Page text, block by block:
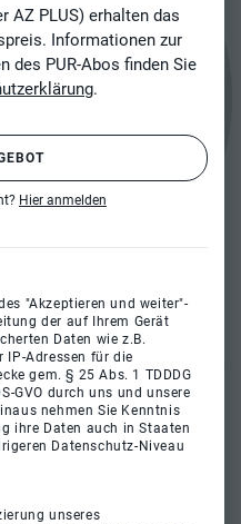
AZ PLUS) erhalten das
Informationen zur
des PUR-Abos finden Sie
.
Hier anmelden
"Akzeptieren und weiter"-
der auf Ihrem Gerät
Daten wie z.B.
Adressen für die
gem. § 25 Abs. 1 TDDDG
GVO durch uns und unsere
nehmen Sie Kenntnis
ihre Daten auch in Staaten
Datenschutz-Niveau
unseres